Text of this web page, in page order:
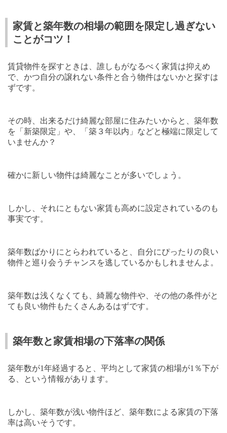
家賃と築年数の相場の範囲を限定し過ぎない
ことがコツ！
賃貸物件を探すときは、誰しもがなるべく家賃は抑えめ
で、かつ自分の譲れない条件と合う物件はないかと探すは
ずです。
その時、出来るだけ綺麗な部屋に住みたいからと、築年数
を「新築限定」や、「築３年以内」などと極端に限定して
いませんか？
確かに新しい物件は綺麗なことが多いでしょう。
しかし、それにともない家賃も高めに設定されているのも
事実です。
築年数ばかりにとらわれていると、自分にぴったりの良い
物件と巡り会うチャンスを逃しているかもしれませんよ。
築年数は浅くなくても、綺麗な物件や、その他の条件がと
ても良い物件もたくさんあるはずです。
築年数と家賃相場の下落率の関係
築年数が1年経過すると、平均として家賃の相場が1 ％下が
る、という情報があります。
しかし、築年数が浅い物件ほど、築年数による家賃の下落
率は高いそうです。